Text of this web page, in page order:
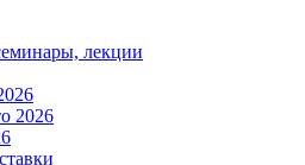
лекции
2026